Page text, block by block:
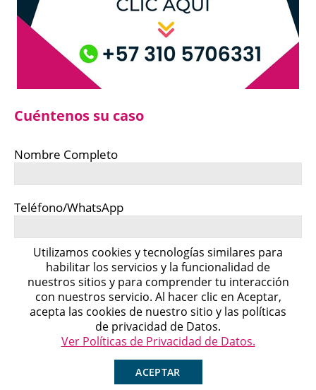
Cuéntenos su caso
Nombre Completo
Teléfono/WhatsApp
Correo Electrónico
Cuéntenos su caso
Michell
Agente en Línea
Chatea ahora
Utilizamos cookies y tecnologías similares para
habilitar los servicios y la funcionalidad de
nuestros sitios y para comprender tu interacción
con nuestros servicio. Al hacer clic en Aceptar,
acepta las cookies de nuestro sitio y las políticas
de privacidad de Datos.
Ver Políticas de Privacidad de Datos.
ACEPTAR